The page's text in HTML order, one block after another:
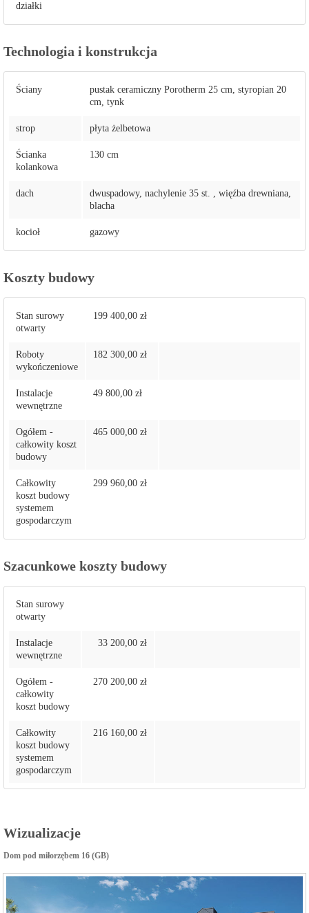
działki
Technologia i konstrukcja
Ściany
pustak ceramiczny Porotherm 25 cm, styropian 20
cm, tynk
strop płyta żelbetowa
Ścianka
kolankowa
130 cm
dach
dwuspadowy, nachylenie 35 st. , więźba drewniana,
blacha
kocioł gazowy
Koszty budowy
Stan surowy
otwarty
199 400,00 zł
Roboty
wykończeniowe
182 300,00 zł
Instalacje
wewnętrzne
49 800,00 zł
Ogółem -
całkowity koszt
budowy
465 000,00 zł
Całkowity
koszt budowy
systemem
gospodarczym
299 960,00 zł
Szacunkowe koszty budowy
Stan surowy
otwarty
Instalacje
wewnętrzne
33 200,00 zł
Ogółem -
całkowity
koszt budowy
270 200,00 zł
Całkowity
koszt budowy
systemem
gospodarczym
216 160,00 zł
Wizualizacje
Dom pod miłorzębem 16 (GB)